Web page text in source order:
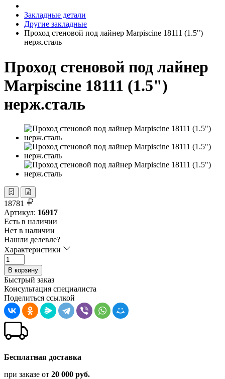
Закладные детали
Другие закладные
Проход стеновой под лайнер Marpiscine 18111 (1.5")
нерж.сталь
Проход стеновой под лайнер
Marpiscine 18111 (1.5")
нерж.сталь
18781
Артикул: 16917
Есть в наличии
Нет в наличии
Нашли делевле?
Характеристики
В корзину
Быстрый заказ
Консультация специалиста
Поделиться ссылкой
Бесплатная доставка
при заказе от 20 000 руб.